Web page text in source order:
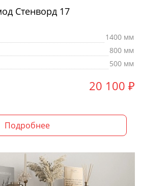
Стенворд 17
1400 мм
800 мм
500 мм
20 100 ₽
Подробнее